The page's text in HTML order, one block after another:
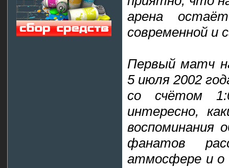
арена
современной и
Первый матч
5 июля 2002
со счётом
интересно,
воспоминания
фанатов
атмосфере и о